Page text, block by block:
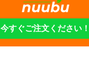
今すぐご注文ください！